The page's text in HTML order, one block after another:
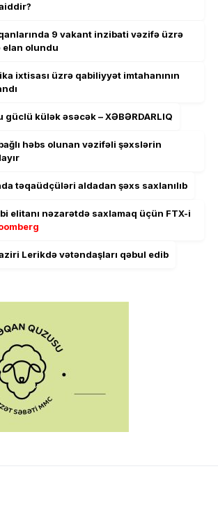
9 vakant inzibati vəzifə üzrə
elan olundu
ixtisası üzrə qabiliyyət imtahanının
güclü külək əsəcək – XƏBƏRDARLIQ
həbs olunan vəzifəli şəxslərin
təqaüdçüləri aldadan şəxs saxlanılıb
elitanı nəzarətdə saxlamaq üçün FTX-i
Lerikdə vətəndaşları qəbul edib